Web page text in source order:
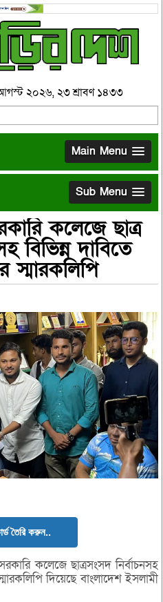
২০২৬, ২৩ শ্রাবণ ১৪৩৩
Main Menu
Sub Menu
কলেজে ছাত্র
বিভিন্ন দাবিতে
স্মারকলিপি
তৈরি করুন..
কলেজে ছাত্রসংসদ নির্বাচনসহ
দিয়েছে বাংলাদেশ ইসলামী